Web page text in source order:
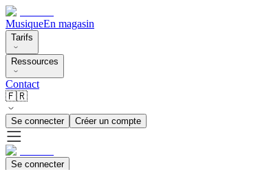
MusiqueEn magasin
Tarifs
Ressources
Contact
🇫🇷
Se connecter Créer un compte
Se connecter